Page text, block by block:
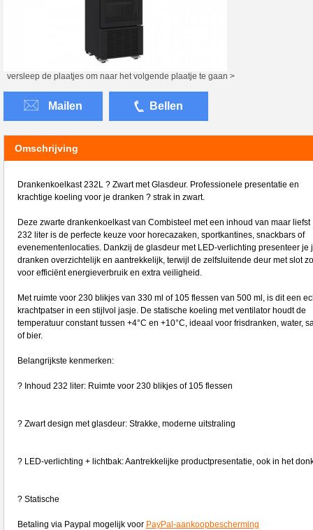
versleep de plaatjes om naar het volgende plaatje te gaan >
Mailen Bellen
Omschrijving
Drankenkoelkast 232L ? Zwart met Glasdeur. Professionele presentatie en
krachtige koeling voor je dranken ? strak in zwart.
Deze zwarte drankenkoelkast van Combisteel met een inhoud van maar liefst
232 liter is de perfecte keuze voor horecazaken, sportkantines, snackbars of
evenementenlocaties. Dankzij de glasdeur met LED-verlichting presenteer je
dranken overzichtelijk en aantrekkelijk, terwijl de zelfsluitende deur met slot
voor efficiënt energieverbruik en extra veiligheid.
Met ruimte voor 230 blikjes van 330 ml of 105 flessen van 500 ml, is dit een
krachtpatser in een stijlvol jasje. De statische koeling met ventilator houdt de
temperatuur constant tussen +4°C en +10°C, ideaal voor frisdranken, water,
of bier.
Belangrijkste kenmerken:
? Inhoud 232 liter: Ruimte voor 230 blikjes of 105 flessen
? Zwart design met glasdeur: Strakke, moderne uitstraling
? LED-verlichting + lichtbak: Aantrekkelijke productpresentatie, ook in het
? Statische
Betaling via Paypal mogelijk voor PayPal-aankoopbescherming